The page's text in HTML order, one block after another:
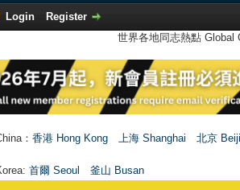
Login
Register
世界各地同志熱點
： 香港 Hong Kong 上海 Shanghai
北京
首爾 Seoul 釜山 Busan